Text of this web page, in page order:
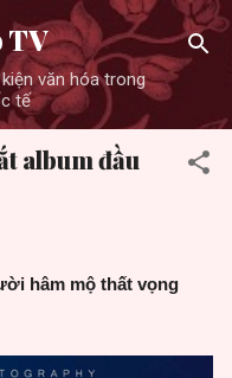
TV
văn hóa trong
tế
album đầu
hâm mộ thất vọng